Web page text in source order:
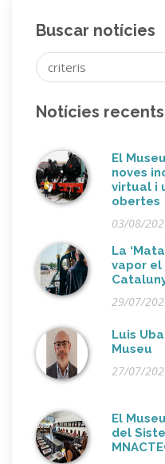
Buscar notícies
Notícies recents
El
noves
virtual i
obertes
03/08/
La
vapor el
29/07/
Luis
Museu
27/07/
El
del